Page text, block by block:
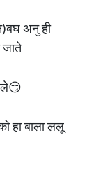
अनु ही
हा बाला ललू